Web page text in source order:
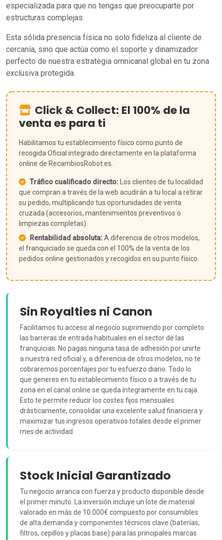
especializada para que no tengas que preocuparte por
estructuras complejas.
Esta sólida presencia física no solo fideliza al cliente de
cercanía, sino que actúa como el soporte y dinamizador
perfecto de nuestra estrategia omnicanal global en tu zona
exclusiva protegida.
Click & Collect: El 100% de la
venta es para ti
Habilitamos tu establecimiento físico como punto de
recogida Oficial integrado directamente en la plataforma
online de RecambiosRobot.es.
Tráfico cualificado directo: Los clientes de tu localidad
que compran a través de la web acudirán a tu local a retirar
su pedido, multiplicando tus oportunidades de venta
cruzada (accesorios, mantenimientos preventivos o
limpiezas completas).
Rentabilidad absoluta:A diferencia de otros modelos,
el franquiciado se queda con el 100% de la venta de los
pedidos online gestionados y recogidos en su punto físico.
Sin Royalties ni Canon
Facilitamos tu acceso al negocio suprimiendo por completo
las barreras de entrada habituales en el sector de las
franquicias. No pagas ninguna tasa de adhesión por unirte
a nuestra red oficial y, a diferencia de otros modelos, no te
cobraremos porcentajes por tu esfuerzo diario. Todo lo
que generes en tu establecimiento físico o a través de tu
zona en el canal online se queda íntegramente en tu caja.
Esto te permite reducir los costes fijos mensuales
drásticamente, consolidar una excelente salud financiera y
maximizar tus ingresos operativos totales desde el primer
mes de actividad.
Stock Inicial Garantizado
Tu negocio arranca con fuerza y producto disponible desde
el primer minuto. La inversión incluye un lote de material
valorado en más de 10.000€ compuesto por consumibles
de alta demanda y componentes técnicos clave (baterías,
filtros, cepillos y placas base) para las principales marcas